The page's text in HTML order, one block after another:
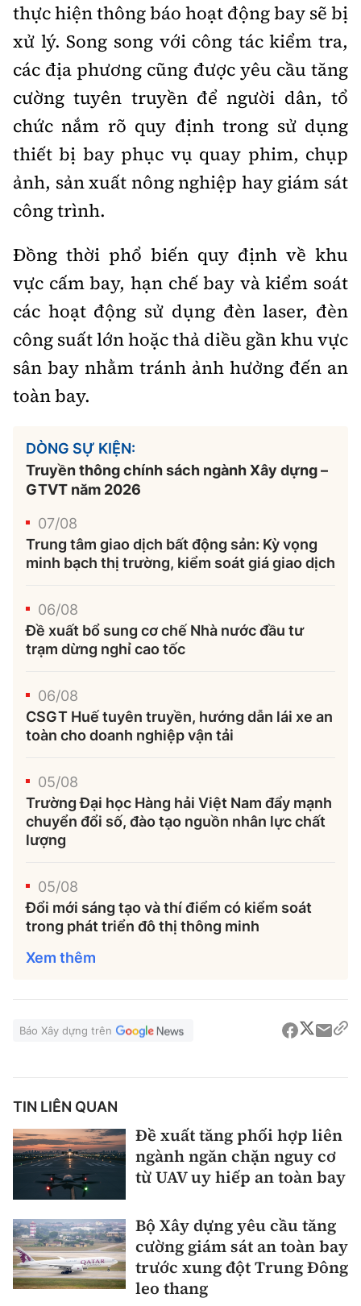
thực hiện thông báo hoạt động bay sẽ bị
xử lý. Song song với công tác kiểm tra,
các địa phương cũng được yêu cầu tăng
cường tuyên truyền để người dân, tổ
chức nắm rõ quy định trong sử dụng
thiết bị bay phục vụ quay phim, chụp
ảnh, sản xuất nông nghiệp hay giám sát
công trình.
Đồng thời phổ biến quy định về khu
vực cấm bay, hạn chế bay và kiểm soát
các hoạt động sử dụng đèn laser, đèn
công suất lớn hoặc thả diều gần khu vực
sân bay nhằm tránh ảnh hưởng đến an
toàn bay.
DÒNG SỰ KIỆN:
Truyền thông chính sách ngành Xây dựng –
GTVT năm 2026
07/08
Trung tâm giao dịch bất động sản: Kỳ vọng
minh bạch thị trường, kiểm soát giá giao dịch
06/08
Đề xuất bổ sung cơ chế Nhà nước đầu tư
trạm dừng nghỉ cao tốc
06/08
CSGT Huế tuyên truyền, hướng dẫn lái xe an
toàn cho doanh nghiệp vận tải
05/08
Trường Đại học Hàng hải Việt Nam đẩy mạnh
chuyển đổi số, đào tạo nguồn nhân lực chất
lượng
05/08
Đổi mới sáng tạo và thí điểm có kiểm soát
trong phát triển đô thị thông minh
Xem thêm
Báo Xây dựng trên
TIN LIÊN QUAN
Đề xuất tăng phối hợp liên
ngành ngăn chặn nguy cơ
từ UAV uy hiếp an toàn bay
Bộ Xây dựng yêu cầu tăng
cường giám sát an toàn bay
trước xung đột Trung Đông
leo thang